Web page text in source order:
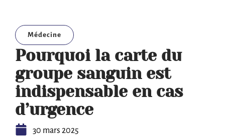
Médecine
Pourquoi la carte du
groupe sanguin est
indispensable en cas
d’urgence
30 mars 2025